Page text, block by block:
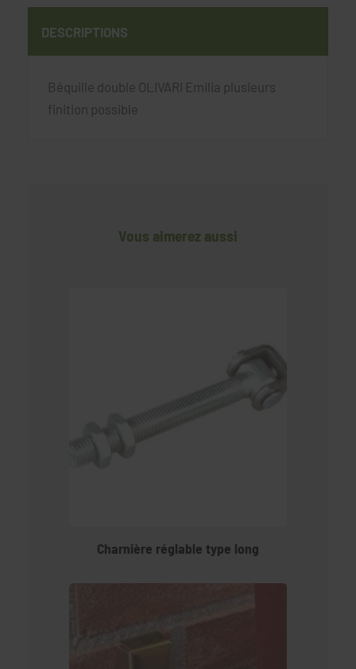
DESCRIPTIONS
Béquille double OLIVARI Emilia plusieurs
finition possible
Vous aimerez aussi
Charnière réglable type long